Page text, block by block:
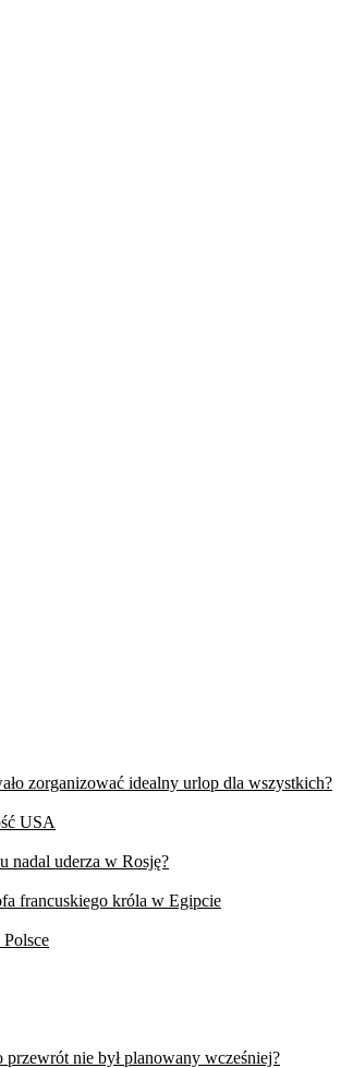
zorganizować idealny urlop dla wszystkich?
USA
nadal uderza w Rosję?
francuskiego króla w Egipcie
przewrót nie był planowany wcześniej?